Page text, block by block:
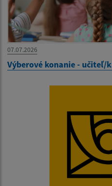
07.07.2026
Výberové konanie - učiteľ/